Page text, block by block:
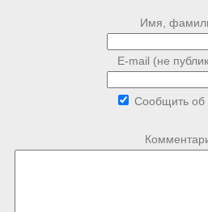
Имя,
E-mail (не
Сообщить об